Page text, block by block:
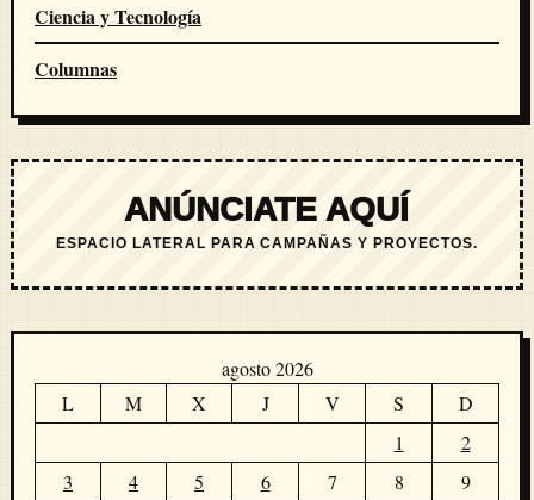
Ciencia y Tecnología
Columnas
ANÚNCIATE AQUÍ
ESPACIO LATERAL PARA CAMPAÑAS Y PROYECTOS.
agosto 2026
L
M X J V S
D
1
2
3
4 5 6 7 8
9